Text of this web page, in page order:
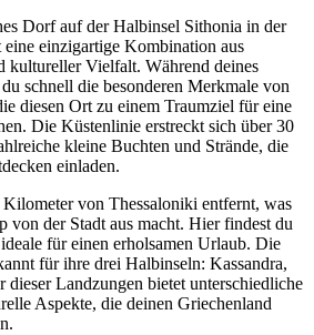
Dorf auf der Halbinsel Sithonia in der
einzigartige Kombination aus
kultureller Vielfalt. Während deines
schnell die besonderen Merkmale von
diesen Ort zu einem Traumziel für eine
Die Küstenlinie erstreckt sich über 30
kleine Buchten und Strände, die
einladen.
von Thessaloniki entfernt, was
von der Stadt aus macht. Hier findest du
für einen erholsamen Urlaub. Die
für ihre drei Halbinseln: Kassandra,
dieser Landzungen bietet unterschiedliche
Aspekte, die deinen Griechenland